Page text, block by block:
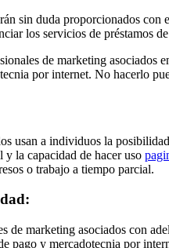
sin duda proporcionados
los servicios de préstamos
de marketing asociados
por internet. No hacerlo
usan a individuos la
y la capacidad de hacer uso
o trabajo a tiempo parcial.
de marketing asociados con
pago y mercadotecnia por